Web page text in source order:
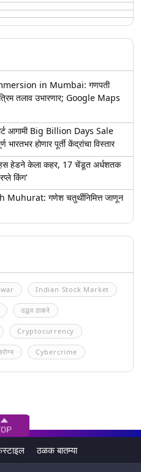
in Mumbai: गणपती
तलाव उभारणार; Google Maps
आगामी Big Billion Days Sale
भारतभर होणार पूर्ती केंद्रांचा विस्तार
हेडने केला कहर, 17 चेंडूत अर्धशतक
किंग'
गणेश चतुर्थीनिमित्त जाणून
Indian Stock Market
उद्धव ठाकरे
Cryptocurrency
Cybercrime
ठळक बातम्या